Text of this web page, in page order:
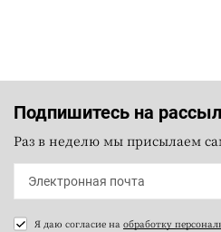
Подпишитесь на
Раз в неделю мы присылаем
Я даю согласие на обработку